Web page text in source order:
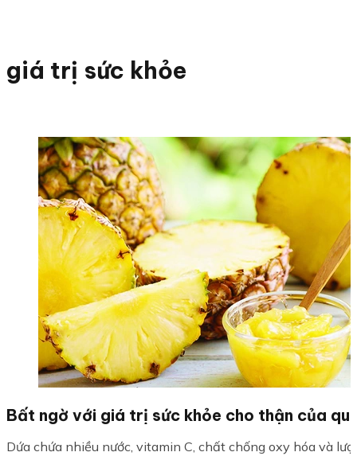
giá trị sức khỏe
Bất ngờ với giá trị sức khỏe cho thận của
Dứa chứa nhiều nước, vitamin C, chất chống oxy hóa và